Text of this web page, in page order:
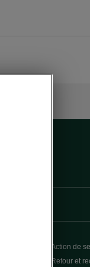
Action de
Retour et